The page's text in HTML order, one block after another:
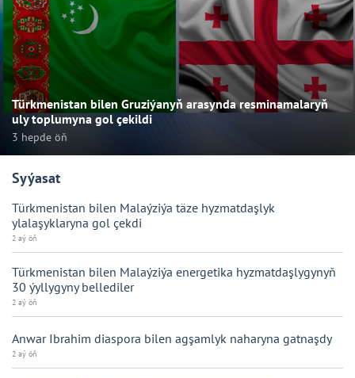
Türkmenistan bilen Gruziýanyň arasynda resminamalaryň
uly toplumyna gol çekildi
3 hepde öň
Syýasat
Türkmenistan bilen Malaýziýa täze hyzmatdaşlyk
ylalaşyklaryna gol çekdi
2 aý öň
Türkmenistan bilen Malaýziýa energetika hyzmatdaşlygynyň
30 ýyllygyny bellediler
2 aý öň
Anwar Ibrahim diaspora bilen agşamlyk naharyna gatnaşdy
2 aý öň